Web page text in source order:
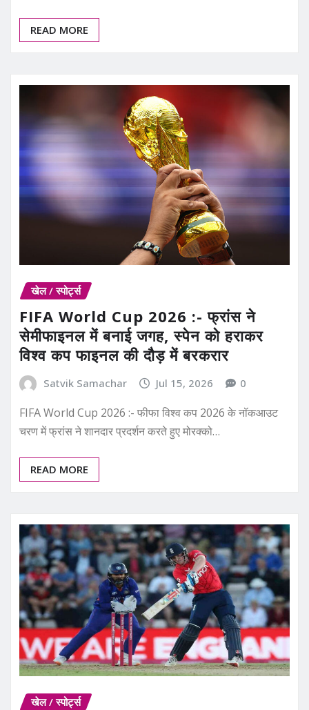
READ MORE
खेल / स्पोर्ट्स
FIFA World Cup 2026 :- फ्रांस ने
सेमीफाइनल में बनाई जगह, स्पेन को हराकर
विश्व कप फाइनल की दौड़ में बरकरार
Satvik Samachar Jul 15, 2026 0
FIFA World Cup 2026 :- फीफा विश्व कप 2026 के नॉकआउट
चरण में फ्रांस ने शानदार प्रदर्शन करते हुए मोरक्को…
READ MORE
खेल / स्पोर्ट्स